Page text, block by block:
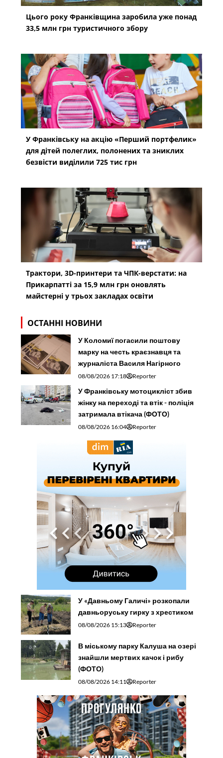
Цього року Франківщина заробила уже понад
33,5 млн грн туристичного збору
У Франківську на акцію «Перший портфелик»
для дітей полеглих, полонених та зниклих
безвісти виділили 725 тис грн
Трактори, 3D-принтери та ЧПК-верстати: на
Прикарпатті за 15,9 млн грн оновлять
майстерні у трьох закладах освіти
ОСТАННІ НОВИНИ
У Коломиї погасили поштову
марку на честь краєзнавця та
журналіста Василя Нагірного
08/08/2026 17:18 Reporter
У Франківську мотоцикліст збив
жінку на переході та втік - поліція
затримала втікача (ФОТО)
08/08/2026 16:04 Reporter
У «Давньому Галичі» розкопали
давньоруську гирку з хрестиком
08/08/2026 15:13 Reporter
В міському парку Калуша на озері
знайшли мертвих качок і рибу
(ФОТО)
08/08/2026 14:11 Reporter